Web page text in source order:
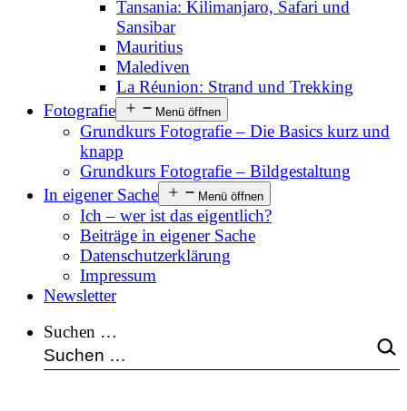
Tansania: Kilimanjaro, Safari und
Sansibar
Mauritius
Malediven
La Réunion: Strand und Trekking
Fotografie
Menü öffnen
Grundkurs Fotografie – Die Basics kurz und
knapp
Grundkurs Fotografie – Bildgestaltung
In eigener Sache
Menü öffnen
Ich – wer ist das eigentlich?
Beiträge in eigener Sache
Datenschutzerklärung
Impressum
Newsletter
Suchen …